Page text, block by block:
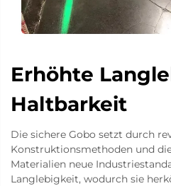
Erhöhte
Haltbarkeit
Die sichere Gobo setzt durch
Konstruktionsmethoden und
Materialien neue
Langlebigkeit, wodurch sie